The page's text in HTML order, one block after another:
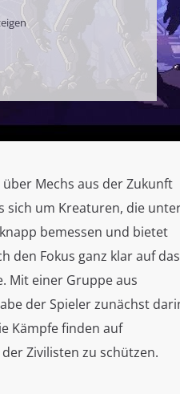
Mechs aus der Zukunft
sich um Kreaturen, die
bemessen und bietet
den Fokus ganz klar auf das
Mit einer Gruppe aus
der Spieler zunächst
Kämpfe finden auf
Zivilisten zu schützen.